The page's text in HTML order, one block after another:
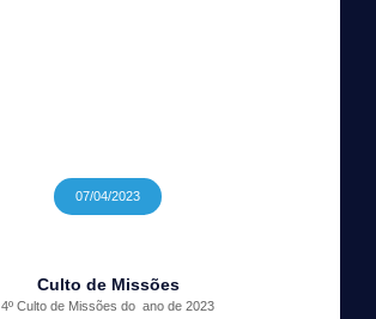
07/04/2023
Culto de Missões
4º Culto de Missões do ano de 2023